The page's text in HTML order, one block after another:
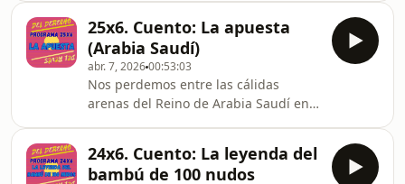
Famoso Dentista Loco del Bosque y el
profesor Klaus
el Famoso Dentista Loco del Bosque?
Ni te lo imaginas.Libros,
adivinanzas... vamos nuestra clásica
receta.
25x6. Cuento: La apuesta
(Arabia Saudí)
abr. 7, 202600:53:03
Nos perdemos entre las cálidas
arenas del Reino de Arabia Saudí en
adivinanzas, noticias y cuentos (ya
sabes: uno del &quot;derecho&quot; y
24x6. Cuento: La leyenda del
bambú de 100 nudos